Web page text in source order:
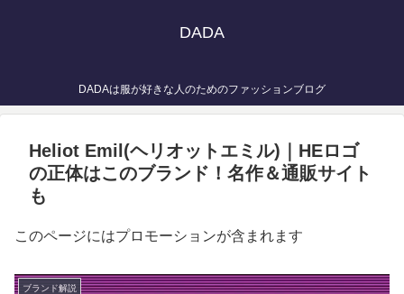
DADA
DADAは服が好きな人のためのファッションブログ
Heliot Emil(ヘリオットエミル)｜HEロゴ
の正体はこのブランド！名作＆通販サイト
も
このページにはプロモーションが含まれます
ブランド解説